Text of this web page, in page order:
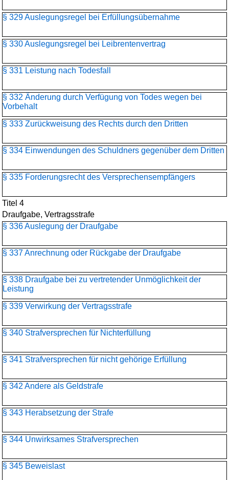
§ 329 Auslegungsregel bei Erfüllungsübernahme
§ 330 Auslegungsregel bei Leibrentenvertrag
§ 331 Leistung nach Todesfall
§ 332 Änderung durch Verfügung von Todes wegen bei
Vorbehalt
§ 333 Zurückweisung des Rechts durch den Dritten
§ 334 Einwendungen des Schuldners gegenüber dem Dritten
§ 335 Forderungsrecht des Versprechensempfängers
Titel 4
Draufgabe, Vertragsstrafe
§ 336 Auslegung der Draufgabe
§ 337 Anrechnung oder Rückgabe der Draufgabe
§ 338 Draufgabe bei zu vertretender Unmöglichkeit der
Leistung
§ 339 Verwirkung der Vertragsstrafe
§ 340 Strafversprechen für Nichterfüllung
§ 341 Strafversprechen für nicht gehörige Erfüllung
§ 342 Andere als Geldstrafe
§ 343 Herabsetzung der Strafe
§ 344 Unwirksames Strafversprechen
§ 345 Beweislast